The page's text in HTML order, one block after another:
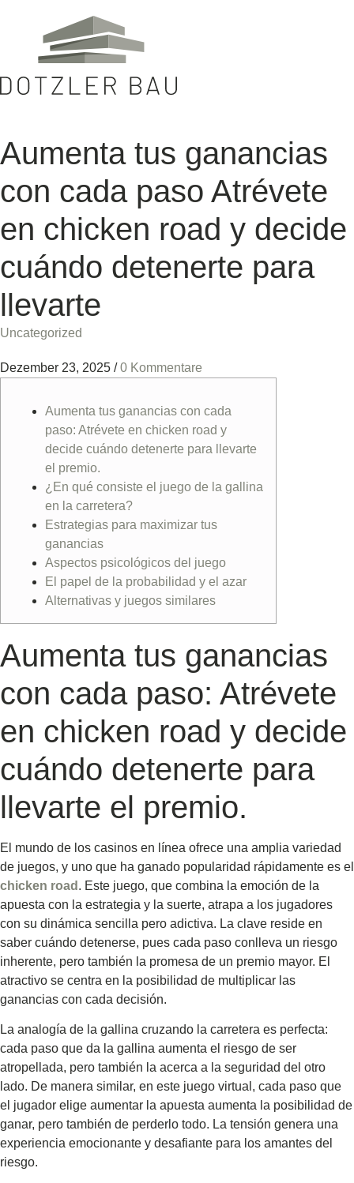
Aumenta tus ganancias
con cada paso Atrévete
en chicken road y decide
cuándo detenerte para
llevarte
Uncategorized
Dezember 23, 2025 / 0 Kommentare
Aumenta tus ganancias con cada
paso: Atrévete en chicken road y
decide cuándo detenerte para llevarte
el premio.
¿En qué consiste el juego de la gallina
en la carretera?
Estrategias para maximizar tus
ganancias
Aspectos psicológicos del juego
El papel de la probabilidad y el azar
Alternativas y juegos similares
Aumenta tus ganancias
con cada paso: Atrévete
en chicken road y decide
cuándo detenerte para
llevarte el premio.
El mundo de los casinos en línea ofrece una amplia variedad
de juegos, y uno que ha ganado popularidad rápidamente es el
chicken road . Este juego, que combina la emoción de la
apuesta con la estrategia y la suerte, atrapa a los jugadores
con su dinámica sencilla pero adictiva. La clave reside en
saber cuándo detenerse, pues cada paso conlleva un riesgo
inherente, pero también la promesa de un premio mayor. El
atractivo se centra en la posibilidad de multiplicar las
ganancias con cada decisión.
La analogía de la gallina cruzando la carretera es perfecta:
cada paso que da la gallina aumenta el riesgo de ser
atropellada, pero también la acerca a la seguridad del otro
lado. De manera similar, en este juego virtual, cada paso que
el jugador elige aumentar la apuesta aumenta la posibilidad de
ganar, pero también de perderlo todo. La tensión genera una
experiencia emocionante y desafiante para los amantes del
riesgo.